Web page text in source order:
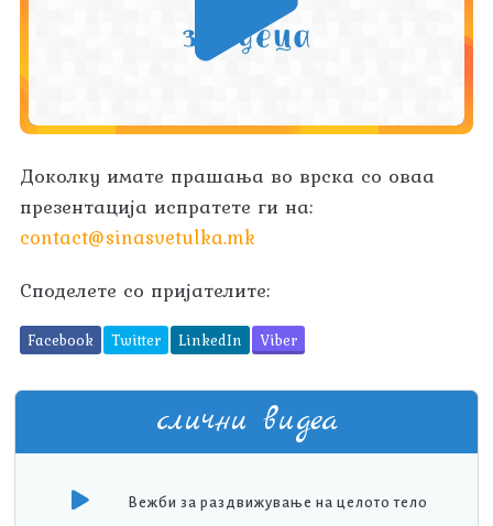
Доколку имате прашања во врска со оваа
презентација испратете ги на:
contact@sinasvetulka.mk
Споделете со пријателите:
Facebook Twitter LinkedIn Viber
слични видеа
Вежби за раздвижување на целото тело